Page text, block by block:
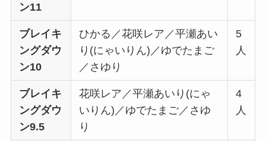
ン11
ブレイキ
ングダウ
ン10
ひかる／花咲レア／平瀬あい
り(にゃいりん)／ゆでたまご
／さゆり
5
人
ブレイキ
ングダウ
ン9.5
花咲レア／平瀬あいり(にゃ
いりん)／ゆでたまご／さゆ
り
4
人